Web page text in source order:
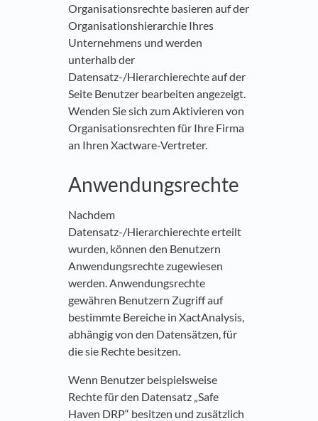
Organisationsrechte basieren auf der
Organisationshierarchie Ihres
Unternehmens und werden
unterhalb der
Datensatz-/Hierarchierechte auf der
Seite Benutzer bearbeiten angezeigt.
Wenden Sie sich zum Aktivieren von
Organisationsrechten für Ihre Firma
an Ihren Xactware-Vertreter.
Anwendungsrechte
Nachdem
Datensatz-/Hierarchierechte erteilt
wurden, können den Benutzern
Anwendungsrechte zugewiesen
werden. Anwendungsrechte
gewähren Benutzern Zugriff auf
bestimmte Bereiche in XactAnalysis,
abhängig von den Datensätzen, für
die sie Rechte besitzen.
Wenn Benutzer beispielsweise
Rechte für den Datensatz „Safe
Haven DRP“ besitzen und zusätzlich